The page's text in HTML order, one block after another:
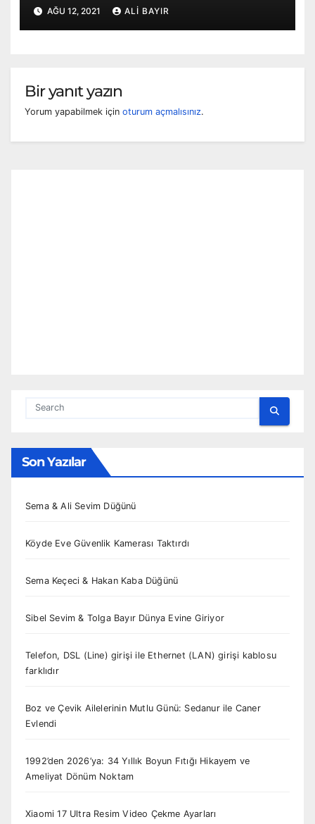
AĞU 12, 2021 ALI BAYIR
Bir yanıt yazın
Yorum yapabilmek için oturum açmalısınız.
Son Yazılar
Sema & Ali Sevim Düğünü
Köyde Eve Güvenlik Kamerası Taktırdı
Sema Keçeci & Hakan Kaba Düğünü
Sibel Sevim & Tolga Bayır Dünya Evine Giriyor
Telefon, DSL (Line) girişi ile Ethernet (LAN) girişi kablosu
farklıdır
Boz ve Çevik Ailelerinin Mutlu Günü: Sedanur ile Caner
Evlendi
1992’den 2026’ya: 34 Yıllık Boyun Fıtığı Hikayem ve
Ameliyat Dönüm Noktam
Xiaomi 17 Ultra Resim Video Çekme Ayarları